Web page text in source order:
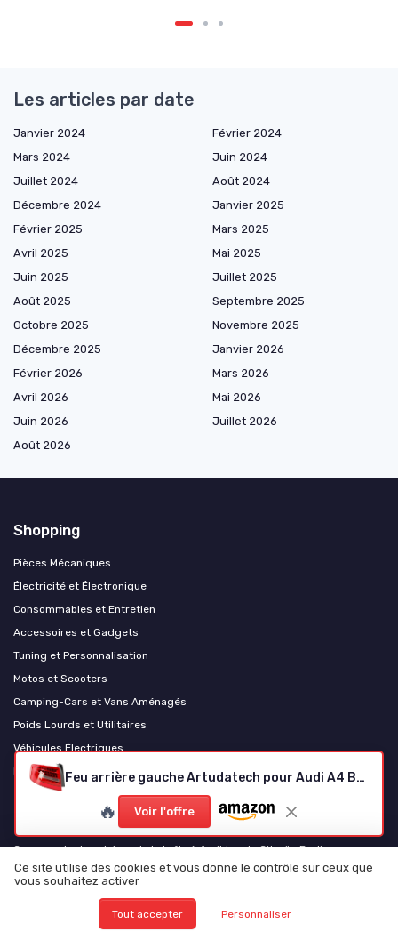
Feu arrière gauche Artudatech pour Audi A4 B8.5PA
🔥 Voir l'offre
Les articles par date
Janvier 2024
Février 2024
Mars 2024
Juin 2024
Juillet 2024
Août 2024
Décembre 2024
Janvier 2025
Février 2025
Mars 2025
Avril 2025
Mai 2025
Juin 2025
Juillet 2025
Août 2025
Septembre 2025
Octobre 2025
Novembre 2025
Décembre 2025
Janvier 2026
Février 2026
Mars 2026
Avril 2026
Mai 2026
Juin 2026
Juillet 2026
Août 2026
Shopping
Pièces Mécaniques
Électricité et Électronique
Consommables et Entretien
Accessoires et Gadgets
Tuning et Personnalisation
Motos et Scooters
Camping-Cars et Vans Aménagés
Poids Lourds et Utilitaires
Véhicules Électriques
Levage et équipement d'atelier
Comprendre le schéma de la boîte à fusibles du Citroën Berlingo
Comprendre la liste des fusibles pour votre Peugeot 208
Comprendre le schéma des fusibles pour la Clio 3
Comprendre le schéma des fusibles pour le Partner 1.6 HDi
Ce site utilise des cookies et vous donne le contrôle sur ceux que
vous souhaitez activer
Tout accepter Personnaliser